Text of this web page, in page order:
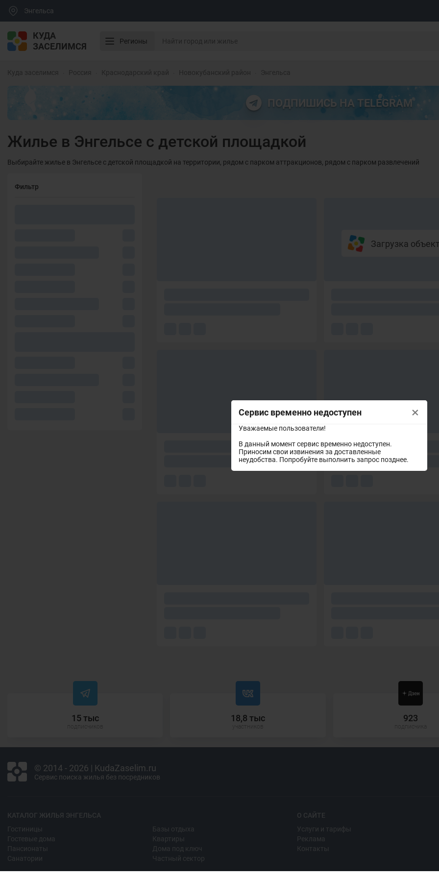
Сервис временно недоступен
Уважаемые пользователи!
В данный момент сервис временно недоступен.
Приносим свои извинения за доставленные
неудобства. Попробуйте выполнить запрос позднее.
×
Энгельса
КУДА
ЗАСЕЛИМСЯ
Регионы
Куда заселимся Россия Краснодарский край Новокубанский район Энгельса
ПОДПИШИСЬ НА TELEGRAM
Жилье в Энгельсе с детской площадкой
Выбирайте жилье в Энгельсе с детской площадкой на территории, рядом с парком аттракционов, рядом с парком развлечений
Фильтр
Загрузка
15 тыс 18,8 тыс 923
© 2014 - 2026 | KudaZaselim.ru
Сервис поиска жилья без посредников
КАТАЛОГ ЖИЛЬЯ ЭНГЕЛЬСА
Гостиницы
Гостевые дома
Пансионаты
Санатории
Базы отдыха
Квартиры
Дома под ключ
Частный сектор
О САЙТЕ
Услуги и тарифы
Реклама
Контакты